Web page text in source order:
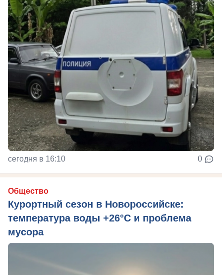
сегодня в 16:10 0
Общество
Курортный сезон в Новороссийске:
температура воды +26°C и проблема
мусора